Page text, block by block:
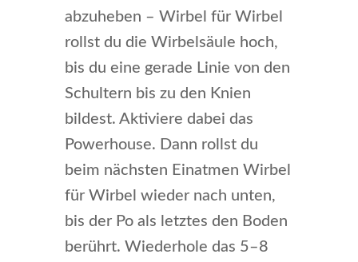
abzuheben – Wirbel für Wirbel
rollst du die Wirbelsäule hoch,
bis du eine gerade Linie von den
Schultern bis zu den Knien
bildest. Aktiviere dabei das
Powerhouse. Dann rollst du
beim nächsten Einatmen Wirbel
für Wirbel wieder nach unten,
bis der Po als letztes den Boden
berührt. Wiederhole das 5–8